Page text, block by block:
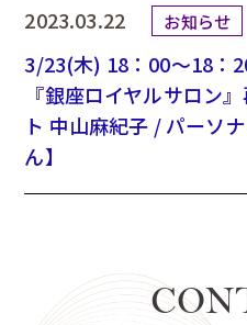
2023.03.22 お知らせ
3/23(木) 18：00～18：
『銀座ロイヤルサロン
ト 中山麻紀子 / パーソ
ん】